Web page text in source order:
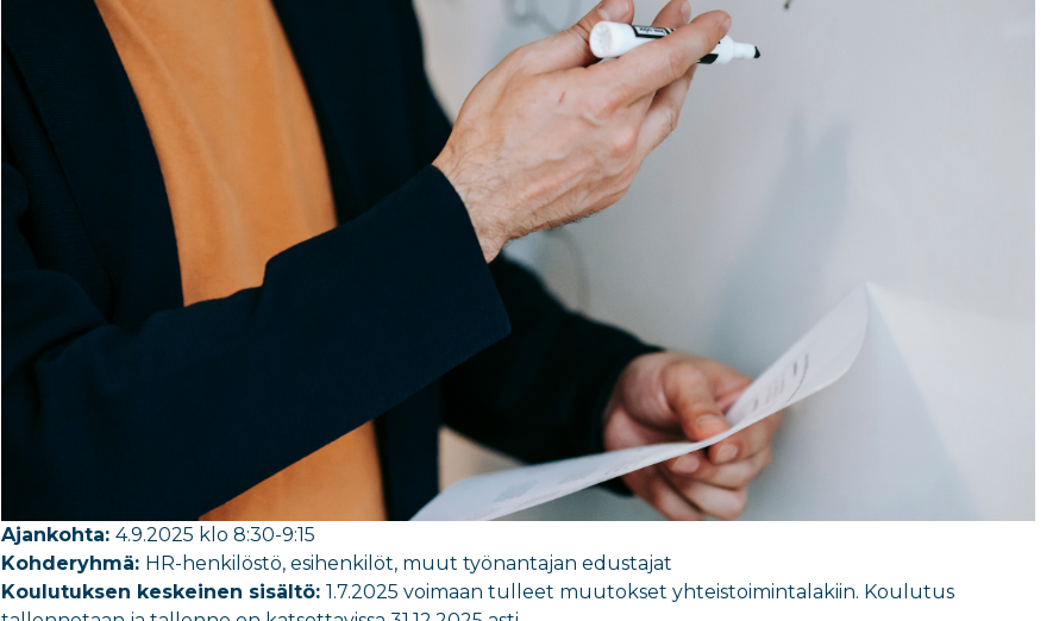
Ajankohta: 4.9.2025 klo 8:30-9:15
Kohderyhmä: HR-henkilöstö, esihenkilöt, muut työnantajan edustajat
Koulutuksen keskeinen sisältö: 1.7.2025 voimaan tulleet muutokset yhteistoimintalakiin. Koulutus